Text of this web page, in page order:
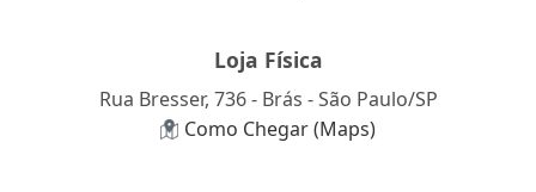
Loja Física
Rua Bresser, 736 - Brás - São Paulo/SP
Como Chegar (Maps)